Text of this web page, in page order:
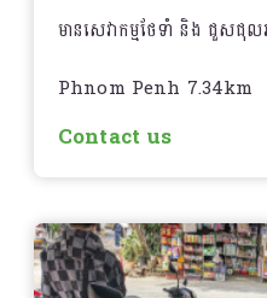
មានសេវាកម្មថែទាំ និង ជួសជុល
Phnom Penh 7.34km
Contact us